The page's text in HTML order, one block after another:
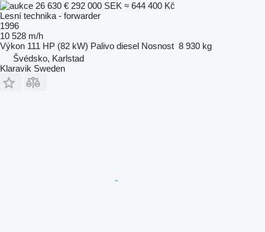
26 630 € 292 000 SEK ≈ 644 400 Kč
Lesní technika - forwarder
1996
10 528 m/h
Výkon 111 HP (82 kW) Palivo diesel Nosnost 8 930 kg
Švédsko, Karlstad
Klaravik Sweden